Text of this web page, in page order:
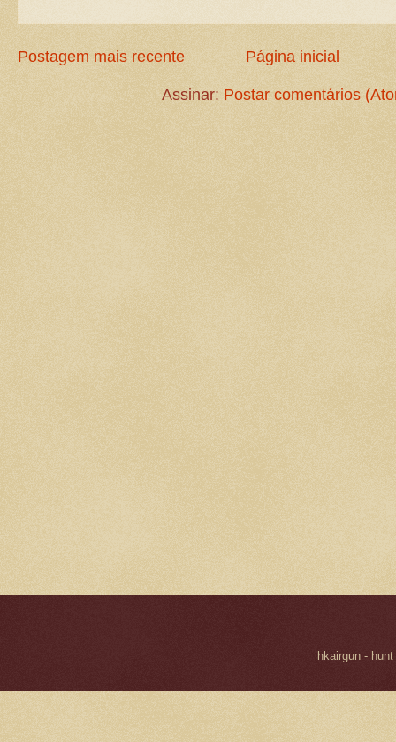
Postagem mais recente Página inicial
Assinar: Postar comentários
hkairgun -